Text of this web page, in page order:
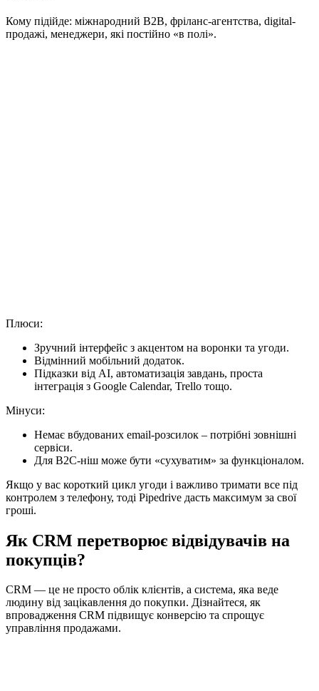
Кому підійде: міжнародний B2B, фріланс-агентства, digital-
продажі, менеджери, які постійно «в полі».
Плюси:
Зручний інтерфейс з акцентом на воронки та угоди.
Відмінний мобільний додаток.
Підказки від AI, автоматизація завдань, проста
інтеграція з Google Calendar, Trello тощо.
Мінуси:
Немає вбудованих email-розсилок – потрібні зовнішні
сервіси.
Для B2C-ніш може бути «сухуватим» за функціоналом.
Якщо у вас короткий цикл угоди і важливо тримати все під
контролем з телефону, тоді Pipedrive дасть максимум за свої
гроші.
Як CRM перетворює відвідувачів на
покупців?
CRM — це не просто облік клієнтів, а система, яка веде
людину від зацікавлення до покупки. Дізнайтеся, як
впровадження CRM підвищує конверсію та спрощує
управління продажами.